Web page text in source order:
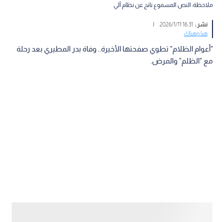
ملاحظة: النص المسموع ناتج عن نظام آلي
نشر : 16:31 2026/1/11
|
هنا وهناك
"أعوام الظلام" تطوي صفحتها الأخيرة.. وفاة بدر المطيري بعد رحلة
مع "الظلم" والمرض.